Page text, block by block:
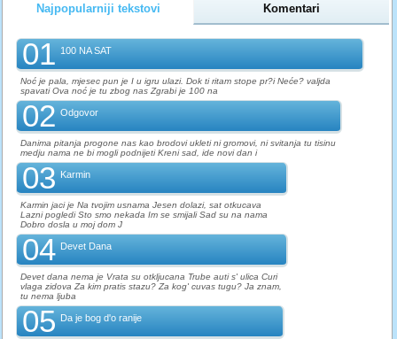
Najpopularniji tekstovi Komentari
01 100 NA SAT
Noć je pala, mjesec pun je I u igru ulazi. Dok ti ritam stope pr?i Neće? valjda
spavati Ova noć je tu zbog nas Zgrabi je 100 na
02 Odgovor
Danima pitanja progone nas kao brodovi ukleti ni gromovi, ni svitanja tu tisinu
medju nama ne bi mogli podnijeti Kreni sad, ide novi dan i
03 Karmin
Karmin jaci je Na tvojim usnama Jesen dolazi, sat otkucava
Lazni pogledi Sto smo nekada Im se smijali Sad su na nama
Dobro dosla u moj dom J
04 Devet Dana
Devet dana nema je Vrata su otkljucana Trube auti s' ulica Curi
vlaga zidova Za kim pratis stazu? Za kog' cuvas tugu? Ja znam,
tu nema ljuba
05 Da je bog d'o ranije